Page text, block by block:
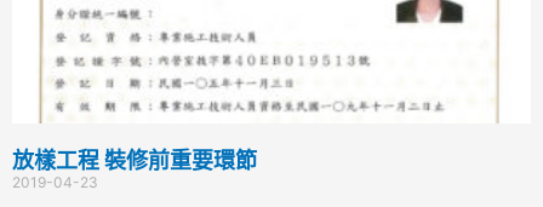
放樣工程 裝修前重要環節
2019-04-23